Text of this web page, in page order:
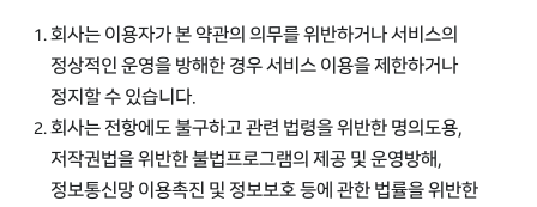
회사는 이용자가 본 약관의 의무를 위반하거나 서비스의
정상적인 운영을 방해한 경우 서비스 이용을 제한하거나
정지할 수 있습니다.
회사는 전항에도 불구하고 관련 법령을 위반한 명의도용,
저작권법을 위반한 불법프로그램의 제공 및 운영방해,
정보통신망 이용촉진 및 정보보호 등에 관한 법률을 위반한